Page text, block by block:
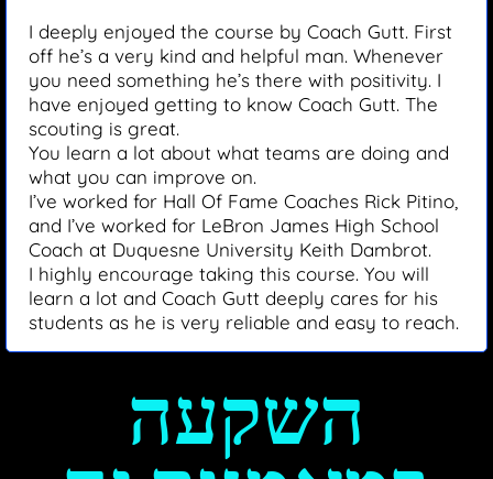
I deeply enjoyed the course by Coach Gutt. First
off he’s a very kind and helpful man. Whenever
you need something he’s there with positivity. I
have enjoyed getting to know Coach Gutt. The
scouting is great.
You learn a lot about what teams are doing and
what you can improve on.
I’ve worked for Hall Of Fame Coaches Rick Pitino,
and I’ve worked for LeBron James High School
Coach at Duquesne University Keith Dambrot.
I highly encourage taking this course. You will
learn a lot and Coach Gutt deeply cares for his
students as he is very reliable and easy to reach.
השקעה